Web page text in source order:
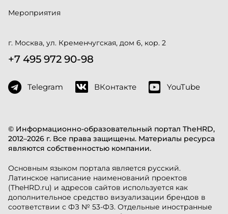
© Информационно-образовательный портал TheHRD,
2012–2026 г. Все права защищены. Материалы ресурса
являются собственностью компании.
Основным языком портала является русский.
Латинское написание наименований проектов
(TheHRD.ru) и адресов сайтов используется как
дополнительное средство визуализации брендов в
соответствии с ФЗ № 53-ФЗ. Отдельные иностранные
Мероприятия
г. Москва, ул. Кременчугская, дом 6, кор. 2
+7 495 972 90-98
Telegram ВКонтакте YouTube